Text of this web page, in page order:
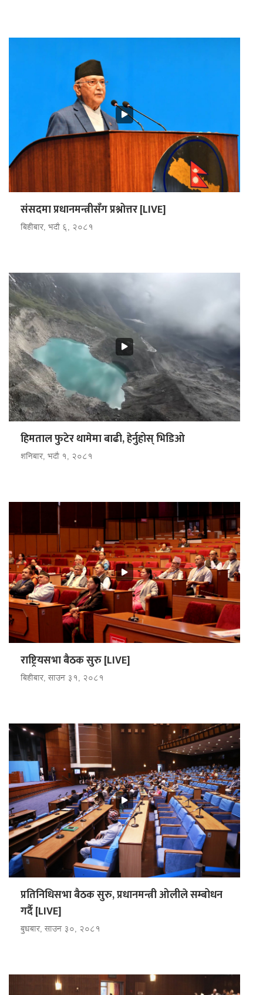
संसदमा प्रधानमन्त्रीसँग प्रश्नोत्तर [LIVE]
बिहीबार, भदौ ६, २०८१
हिमताल फुटेर थामेमा बाढी, हेर्नुहोस् भिडि‌‌ओ
शनिबार, भदौ १, २०८१
राष्ट्रियसभा बैठक सुरु [LIVE]
बिहीबार, साउन ३१, २०८१
प्रतिनिधिसभा बैठक सुरु, प्रधानमन्त्री ओलीले सम्बोधन
गर्दै [LIVE]
बुधबार, साउन ३०, २०८१